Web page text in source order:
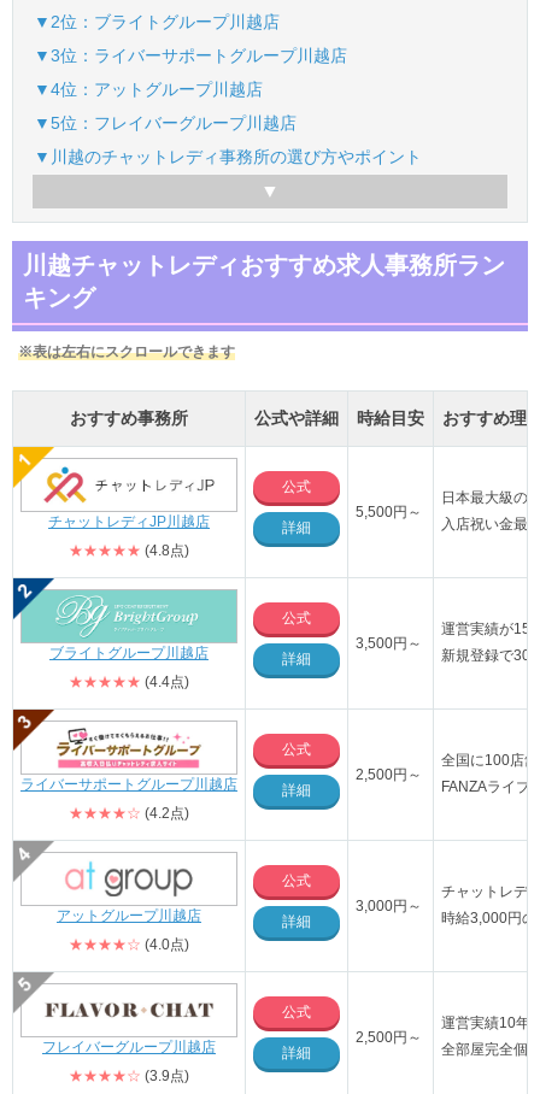
▼2位：ブライトグループ川越店
▼3位：ライバーサポートグループ川越店
▼4位：アットグループ川越店
▼5位：フレイバーグループ川越店
▼川越のチャットレディ事務所の選び方やポイント
川越チャットレディおすすめ求人事務所ラン
キング
※表は左右にスクロールできます
おすすめ事務所 公式や詳細 時給目安 おすすめ理
チャットレディJP川越店
★★★★★ (4.8点)
公式
詳細
5,500円～
日本最大級の
入店祝い金最
ブライトグループ川越店
★★★★★ (4.4点)
公式
詳細
3,500円～
運営実績が15
新規登録で
ライバーサポートグループ川越店
★★★★☆ (4.2点)
公式
詳細
2,500円～
全国に100店
FANZAライブ
アットグループ川越店
★★★★☆ (4.0点)
公式
詳細
3,000円～
チャットレデ
時給3,000円
フレイバーグループ川越店
★★★★☆ (3.9点)
公式
詳細
2,500円～
運営実績10年
全部屋完全個